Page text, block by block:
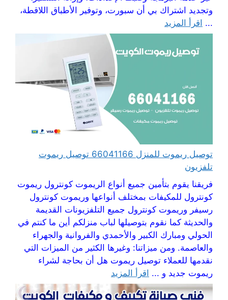
وتجديد اشتراك بي أن سبورت، وتوفير الأطباق اللاقطة،
... اقرأ المزيد
توصيل ريموت للمنزل 66041166 توصيل ريموت
تلفزيون
فريقنا يقوم بتأمين جميع أنواع الريموت كونترول ريموت
كونترول للمكيفات بمختلف أنواعها وريموت كونترول
رسيفر وريموت كونترول جميع التلفزيونات القديمة
والحديثة كما نقوم بتوصيلها لباب منزلكم أين ما كنتم في
الحولي ومبارك الكبير والأحمدي والفروانية والجهراء
والعاصمة. ومن ميزاتنا: وغيرها الكثير من الميزات التي
نقدمها للعملاء توصيل ريموت هل أن بحاجة لشراء
ريموت جديد و ... اقرأ المزيد